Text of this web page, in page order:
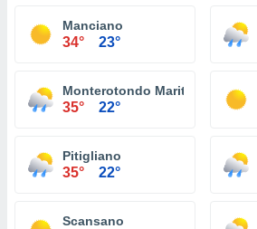
Manciano
34° 23°
Monterotondo Marittimo
35° 22°
Pitigliano
35° 22°
Scansano